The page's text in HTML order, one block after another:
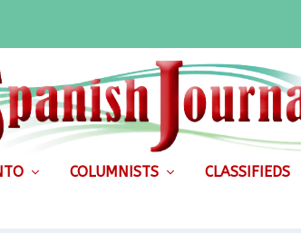
COLUMNISTS CLASSIFIEDS